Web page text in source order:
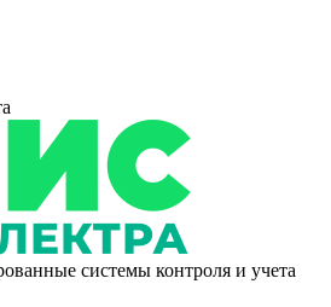
системы контроля и учета